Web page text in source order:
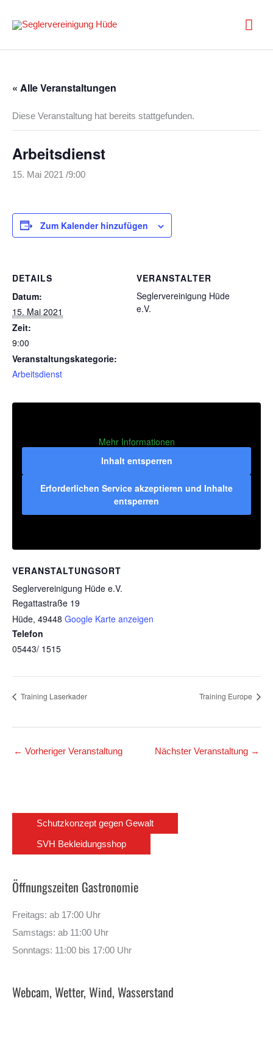
Inhalt
springen
« Alle Veranstaltungen
Diese Veranstaltung hat bereits stattgefunden.
Arbeitsdienst
15. Mai 2021 /9:00
Zum Kalender hinzufügen
DETAILS
Datum:
15. Mai 2021
Zeit:
9:00
Veranstaltungskategorie:
Arbeitsdienst
VERANSTALTER
Seglervereinigung Hüde
e.V.
VERANSTALTUNGSORT
Seglervereinigung Hüde e.V.
Regattastraße 19
Hüde, 49448 Google Karte anzeigen
Telefon
05443/ 1515
Mehr Informationen
Inhalt entsperren
Erforderlichen Service akzeptieren und Inhalte
entsperren
Training Laserkader Training Europe
← Vorheriger Veranstaltung Nächster Veranstaltung →
Schutzkonzept gegen Gewalt
SVH Bekleidungsshop
Öffnungszeiten Gastronomie
Freitags: ab 17:00 Uhr
Samstags: ab 11:00 Uhr
Sonntags: 11:00 bis 17:00 Uhr
Webcam, Wetter, Wind, Wasserstand